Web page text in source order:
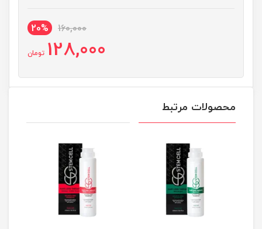
160,000
20%
128,000 تومان
محصولات مرتبط